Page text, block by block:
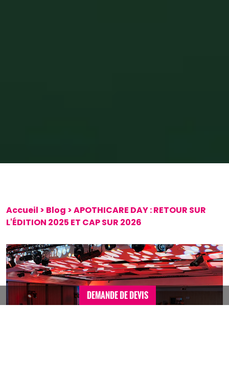
DEMANDE DE DEVIS
Accueil > Blog >APOTHICARE DAY : RETOUR SUR
L'ÉDITION 2025 ET CAP SUR 2026